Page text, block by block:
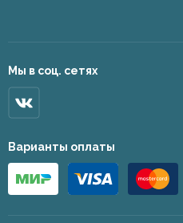
Мы в соц. сетях
Варианты оплаты